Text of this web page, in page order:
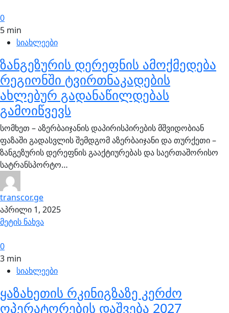
0
5 min
სიახლეები
ზანგეზურის დერეფნის ამოქმედება
რეგიონში ტვირთნაკადების
ახლებურ გადანაწილდებას
გამოიწვევს
სომხეთ – აზერბაიჯანის დაპირისპირების მშვიდობიან
ფაზაში გადასვლის შემდგომ აზერბაიჯანი და თურქეთი –
ზანგეზურის დერეფნის გააქტიურებას და საერთაშორისო
სატრანსპორტო…
transcor.ge
აპრილი 1, 2025
მეტის ნახვა
0
3 min
სიახლეები
ყაზახეთის რკინიგზაზე კერძო
ოპერატორების დაშვება 2027